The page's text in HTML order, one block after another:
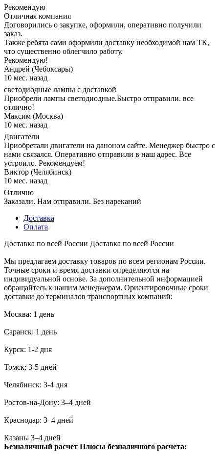
Рекомендую
Отличная компания
Договорились о закупке, оформили, оперативно получили
заказ.
Также ребята сами оформили доставку необходимой нам ТК,
что существенно облегчило работу.
Рекомендую!
Андрей (Чебоксары)
10 мес. назад
светодиодные лампы с доставкой
Приобрели лампы светодиодные.Быстро отправили. все
отлично!
Максим (Москва)
10 мес. назад
Двигатели
Приобретали двигатели на даноном сайте. Менеджер быстро с
нами связался. Оперативно отправили в наш адрес. Все
устроило. Рекомендуем!
Виктор (Челябинск)
10 мес. назад
Отлично
Заказали. Нам отправили. Без нареканий
Доставка
Оплата
Доставка по всей России Доставка по всей России
Мы предлагаем доставку товаров по всем регионам России.
Точные сроки и время доставки определяются на
индивидуальной основе. За дополнительной информацией
обращайтесь к нашим менеджерам. Ориентировочные сроки
доставки до терминалов транспортных компаний:
Москва: 1 день
Саранск: 1 день
Курск: 1-2 дня
Томск: 3-5 дней
Челябинск: 3-4 дня
Ростов-на-Дону: 3–4 дней
Краснодар: 3–4 дней
Казань: 3–4 дней
Безналичный расчет Плюсы безналичного расчета: